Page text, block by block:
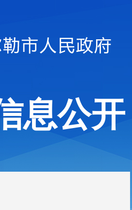
息公开